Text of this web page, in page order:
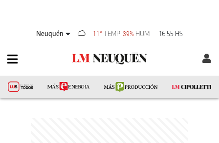
Neuquén 11°TEMP 39% HUM 16:55 HS